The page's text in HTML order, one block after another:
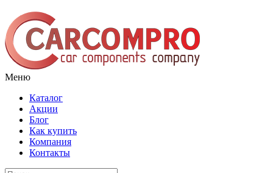
Меню
Каталог
Акции
Блог
Как купить
Компания
Контакты